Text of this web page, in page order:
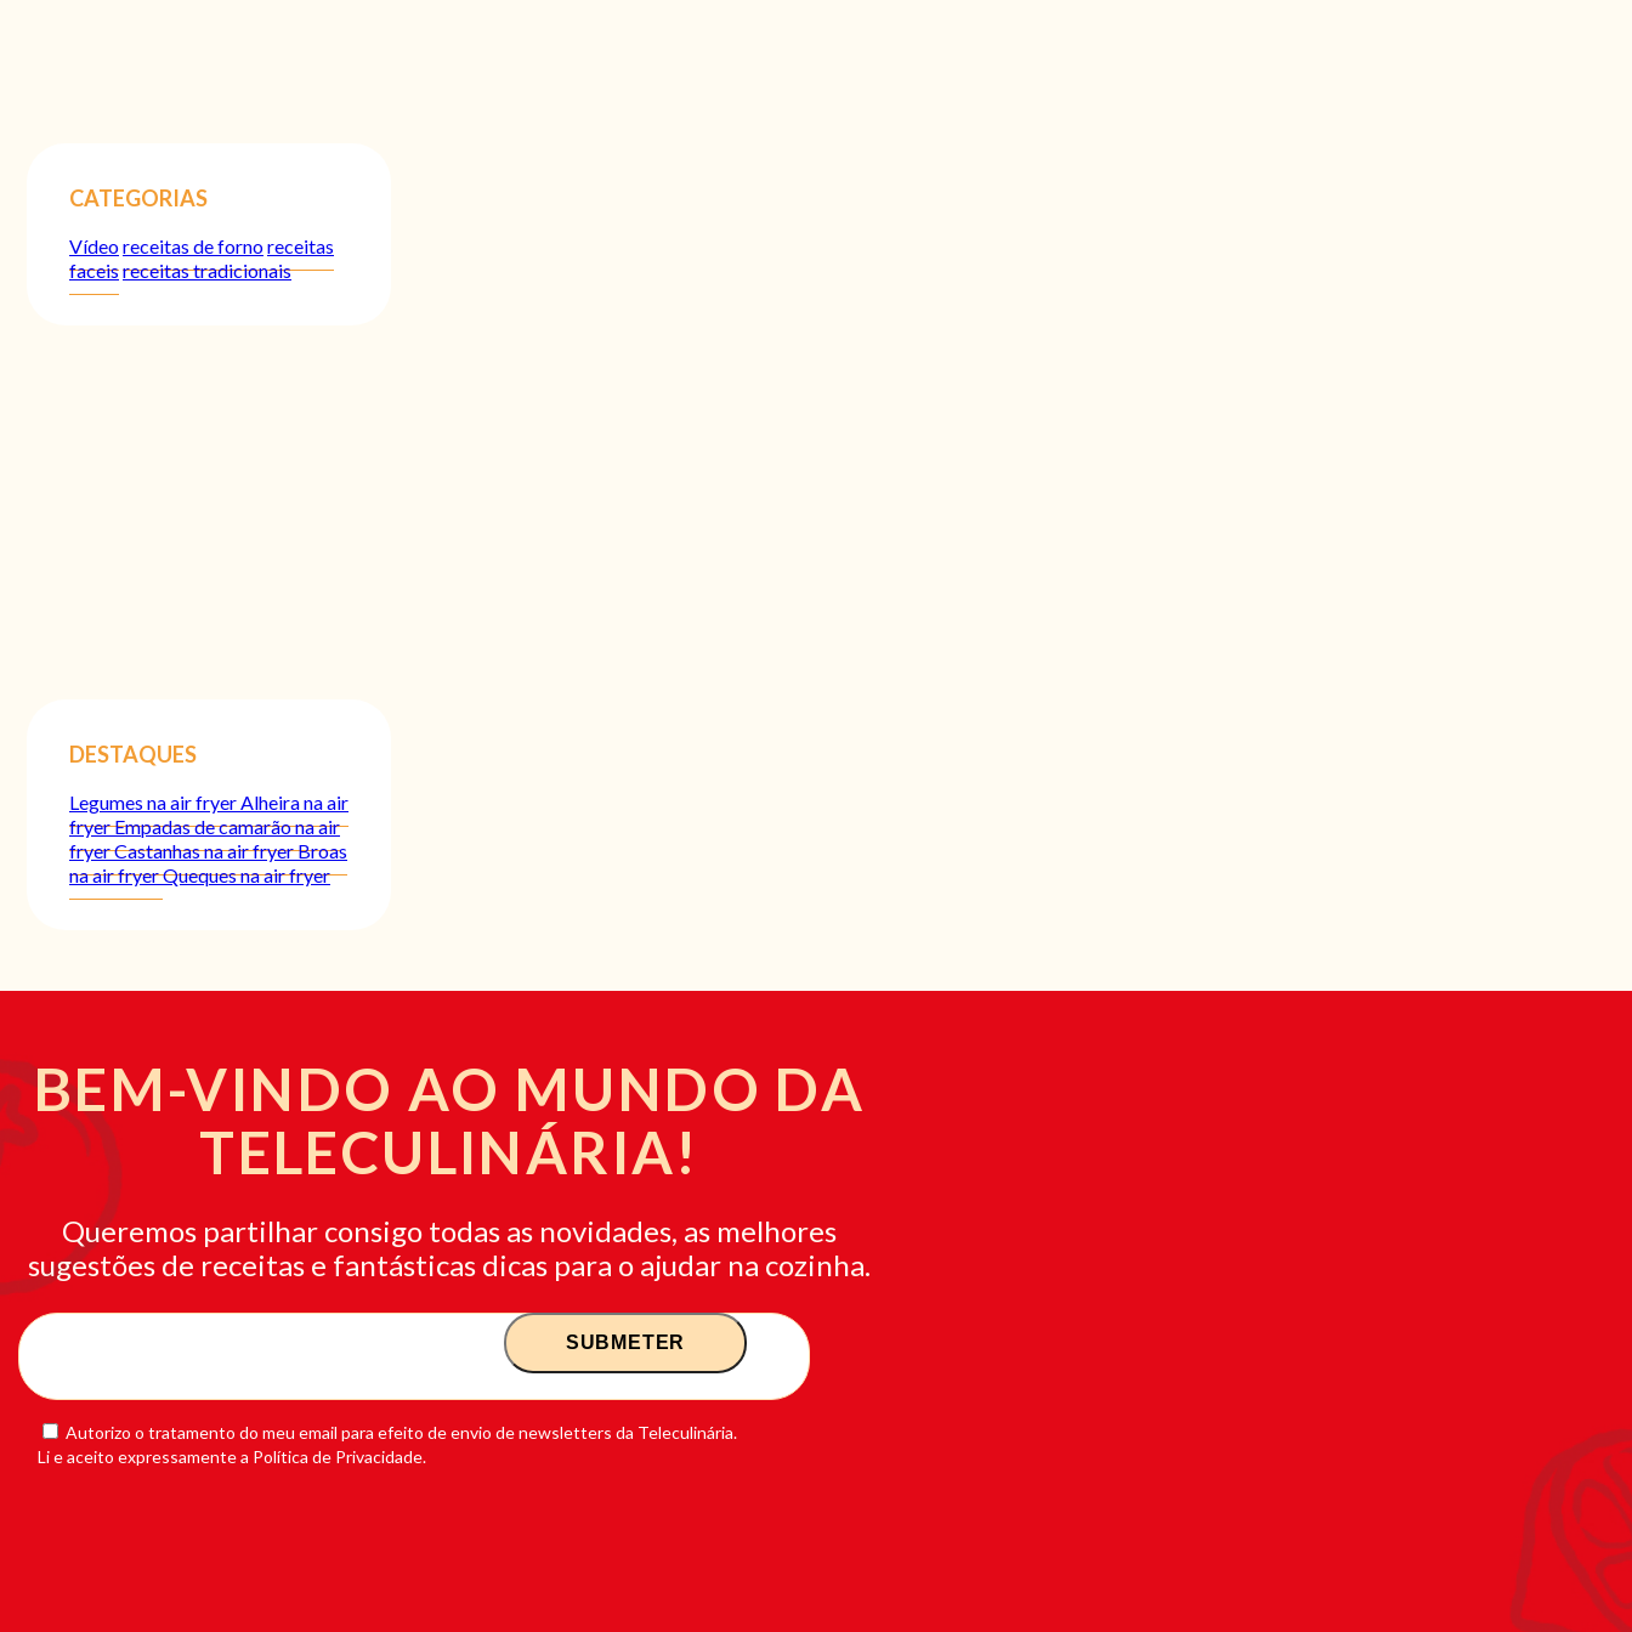
CATEGORIAS
Vídeoreceitas de fornoreceitas
faceisreceitas tradicionais
DESTAQUES
Legumes na air fryerAlheira na air
fryerEmpadas de camarão na air
fryerCastanhas na air fryerBroas
na air fryerQueques na air fryer
BEM-VINDO AO MUNDO DA
TELECULINÁRIA!
Queremos partilhar consigo todas as novidades, as melhores
sugestões de receitas e fantásticas dicas para o ajudar na cozinha.
Autorizo o tratamento do meu email para efeito de envio de newsletters da Teleculinária.
Li e aceito expressamente a Política de Privacidade.